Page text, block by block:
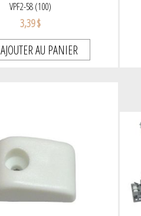
VPF2-58 (100)
3,39 $
AJOUTER AU PANIER